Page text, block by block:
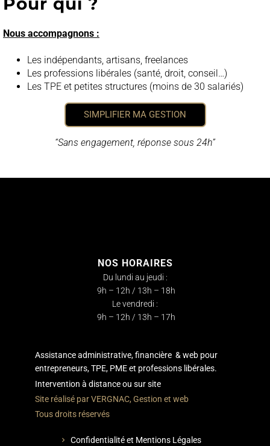
Nous accompagnons :
Les indépendants, artisans, freelances
Les professions libérales (santé, droit, conseil…)
Les TPE et petites structures (moins de 30 salariés)
SIMPLIFIER MA GESTION
“Sans engagement, réponse sous 24h”
NOS HORAIRES
Du lundi au jeudi :
9h – 12h / 13h – 18h
Le vendredi :
9h – 12h / 13h – 17h
Assistance administrative, financière & web pour
entrepreneurs, TPE, PME et professions libérales.
Intervention à distance ou sur site
Site réalisé par VERGNAC, Gestion et web
Tous droits réservés
chevron_right Confidentialité et Mentions Légales